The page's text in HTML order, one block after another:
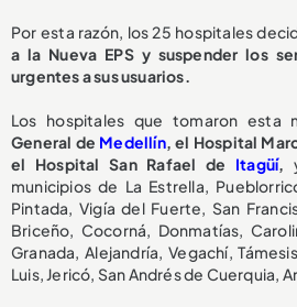
Por esta razón, los 25 hospitales
a la Nueva EPS y suspender los
urgentes a sus usuarios.
Los hospitales que tomaron esta
General de Medellín, el Hospital
el Hospital San Rafael de Itagüí,
municipios de La Estrella,
Pintada, Vigía del Fuerte, San
Briceño, Cocorná, Donmatías,
Granada, Alejandría, Vegachí,
Luis, Jericó, San Andrés de Cuerquia,